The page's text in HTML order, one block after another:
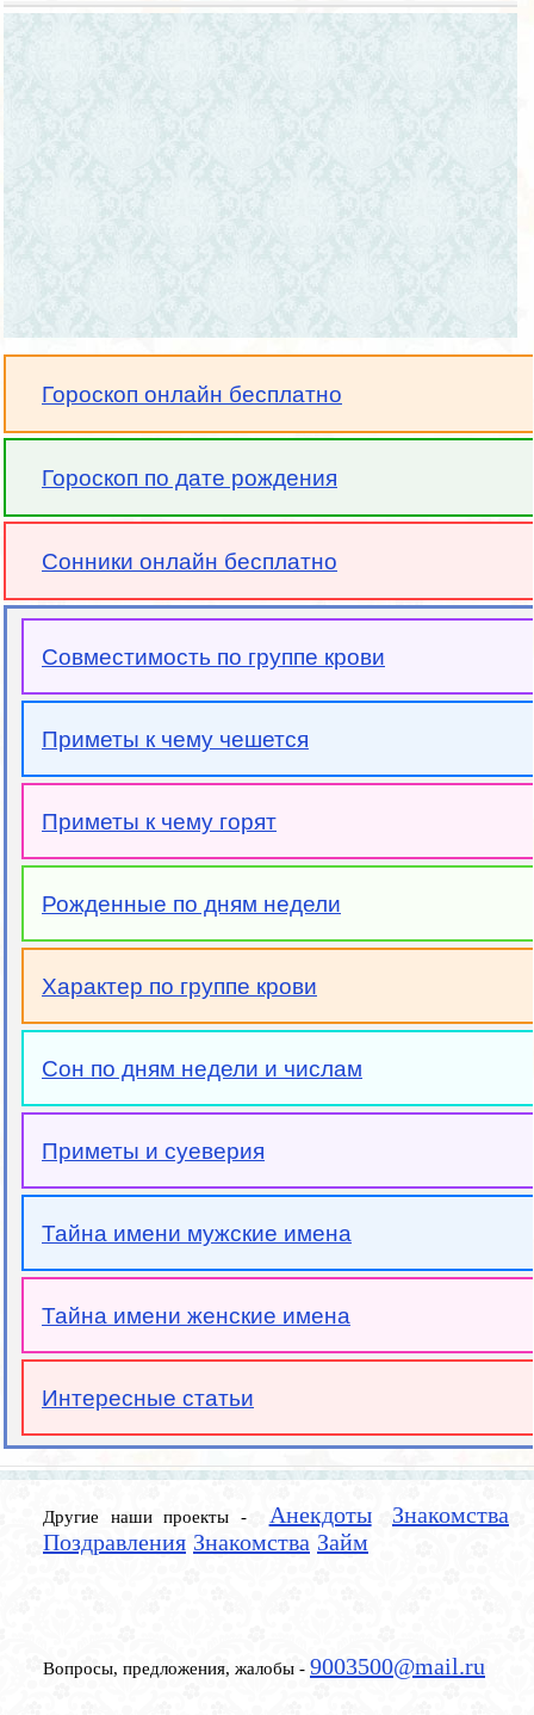
Гороскоп онлайн бесплатно
Гороскоп по дате рождения
Сонники онлайн бесплатно
Совместимость по группе крови
Приметы к чему чешется
Приметы к чему горят
Рожденные по дням недели
Характер по группе крови
Сон по дням недели и числам
Приметы и суеверия
Тайна имени мужские имена
Тайна имени женские имена
Интересные статьи
Другие наши проекты - Анекдоты
Знакомства
Поздравления Знакомства Займ
Вопросы, предложения, жалобы - 9003500@mail.ru